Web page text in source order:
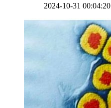
2024-10-31 00:04:20